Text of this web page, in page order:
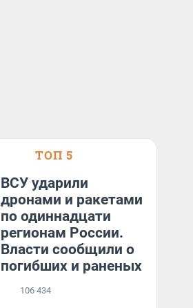
ТОП 5
ВСУ ударили
дронами и ракетами
по одиннадцати
регионам России.
Власти сообщили о
погибших и раненых
106 434